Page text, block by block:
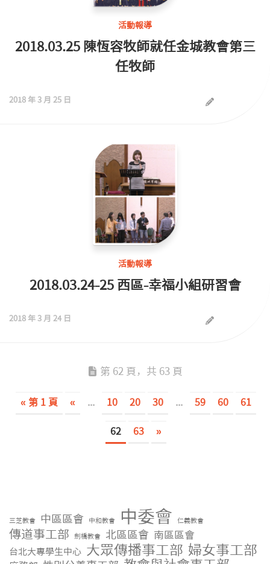
活動報導
2018.03.25 陳恆容牧師就任金城教會第三
任牧師
2018 年 3 月 25 日
活動報導
2018.03.24-25 西區-幸福小組研習會
2018 年 3 月 24 日
第 62 頁，共 63 頁
« 第 1 頁 « ... 10 20 30 ... 59 60 61
62 63 »
三芝教會 中區區會 中和教會 中委會 仁義教會
傳道事工部 劍橋教會 北區區會 南區區會
台北大專學生中心 大眾傳播事工部 婦女事工部